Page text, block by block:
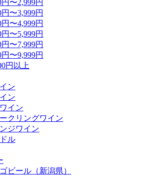
円〜2,999円
円〜3,999円
円〜4,999円
円〜5,999円
円〜7,999円
円〜9,999円
円以上
ン
ン
イン
クリングワイン
ジワイン
ル
ビール（新潟県）